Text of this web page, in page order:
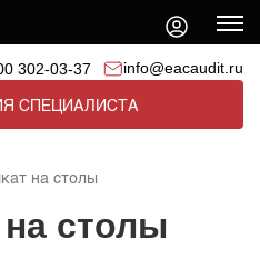
302-03-37 info@eacaudit.ru
СПЕЦИАЛИСТА
на столы
столы